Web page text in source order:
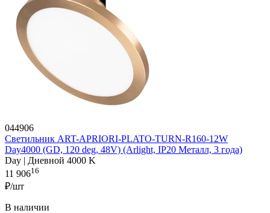
044906
Светильник ART-APRIORI-PLATO-TURN-R160-12W
Day4000 (GD, 120 deg, 48V) (Arlight, IP20 Металл, 3 года)
Day | Дневной 4000 K
11 90616
₽/шт
В наличии